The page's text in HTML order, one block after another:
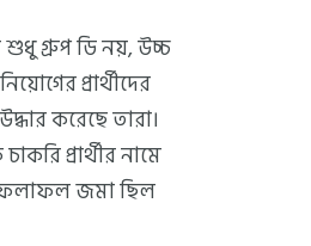
গ্রুপ ডি নয়, উচ্চ
প্রার্থীদের
করেছে তারা।
প্রার্থীর নামে
ফলাফল জমা ছিল